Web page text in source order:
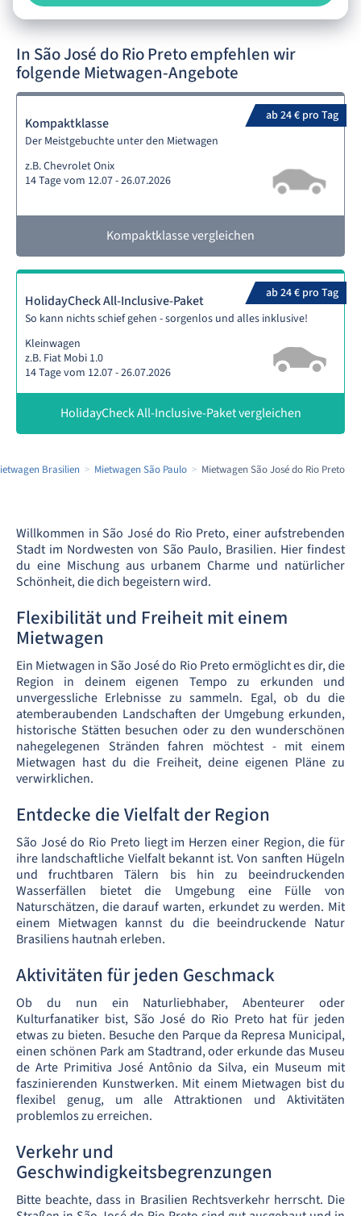
In São José do Rio Preto empfehlen wir
folgende Mietwagen-Angebote
ab 24 € pro Tag
Kompaktklasse
Der Meistgebuchte unter den Mietwagen
z.B. Chevrolet Onix
14 Tage vom 12.07 - 26.07.2026
Kompaktklasse vergleichen
ab 24 € pro Tag
HolidayCheck All-Inclusive-Paket
So kann nichts schief gehen - sorgenlos und alles inklusive!
Kleinwagen
z.B. Fiat Mobi 1.0
14 Tage vom 12.07 - 26.07.2026
HolidayCheck All-Inclusive-Paket vergleichen
Brasilien Mietwagen São Paulo Mietwagen São José do Rio Preto
Willkommen in São José do Rio Preto, einer aufstrebenden
Stadt im Nordwesten von São Paulo, Brasilien. Hier findest
du eine Mischung aus urbanem Charme und natürlicher
Schönheit, die dich begeistern wird.
Flexibilität und Freiheit mit einem
Mietwagen
Ein Mietwagen in São José do Rio Preto ermöglicht es dir, die
Region in deinem eigenen Tempo zu erkunden und
unvergessliche Erlebnisse zu sammeln. Egal, ob du die
atemberaubenden Landschaften der Umgebung erkunden,
historische Stätten besuchen oder zu den wunderschönen
nahegelegenen Stränden fahren möchtest - mit einem
Mietwagen hast du die Freiheit, deine eigenen Pläne zu
verwirklichen.
Entdecke die Vielfalt der Region
São José do Rio Preto liegt im Herzen einer Region, die für
ihre landschaftliche Vielfalt bekannt ist. Von sanften Hügeln
und fruchtbaren Tälern bis hin zu beeindruckenden
Wasserfällen bietet die Umgebung eine Fülle von
Naturschätzen, die darauf warten, erkundet zu werden. Mit
einem Mietwagen kannst du die beeindruckende Natur
Brasiliens hautnah erleben.
Aktivitäten für jeden Geschmack
Ob du nun ein Naturliebhaber, Abenteurer oder
Kulturfanatiker bist, São José do Rio Preto hat für jeden
etwas zu bieten. Besuche den Parque da Represa Municipal,
einen schönen Park am Stadtrand, oder erkunde das Museu
de Arte Primitiva José Antônio da Silva, ein Museum mit
faszinierenden Kunstwerken. Mit einem Mietwagen bist du
flexibel genug, um alle Attraktionen und Aktivitäten
problemlos zu erreichen.
Verkehr und
Geschwindigkeitsbegrenzungen
Bitte beachte, dass in Brasilien Rechtsverkehr herrscht. Die